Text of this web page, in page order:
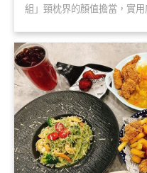
組」頸枕界的顏值擔當，實用